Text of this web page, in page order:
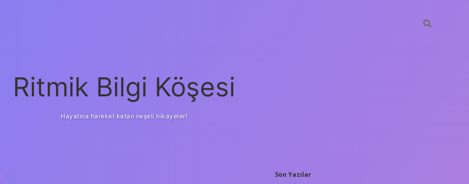
Ritmik Bilgi Köşesi
Hayatına hareket katan neşeli hikayeler!
Son Yazılar